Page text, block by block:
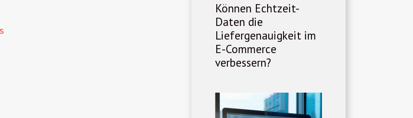
Können Echtzeit-
Daten die
Liefergenauigkeit im
E-Commerce
verbessern?